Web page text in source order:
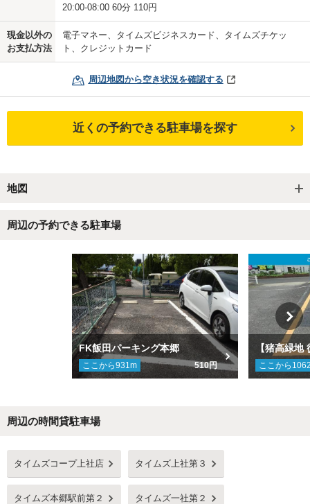
20:00-08:00 60分 110円
現金以外の
お支払方法
電子マネー、タイムズビジネスカード、タイムズチケッ
ト、クレジットカード
周辺地図から空き状況を確認する
近くの予約できる駐車場を探す
地図
周辺の予約できる駐車場
FK飯田パーキング本郷
ここから931m 510円 ここから
周辺の時間貸駐車場
タイムズコープ上社店 タイムズ上社第３
タイムズ本郷駅前第２ タイムズ一社第２